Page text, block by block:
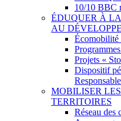
10/10 BBC
ÉDUQUER À
AU
Écomobilité
Projets «
Dispositif
MOBILISER
TERRITOIRES
Réseau des